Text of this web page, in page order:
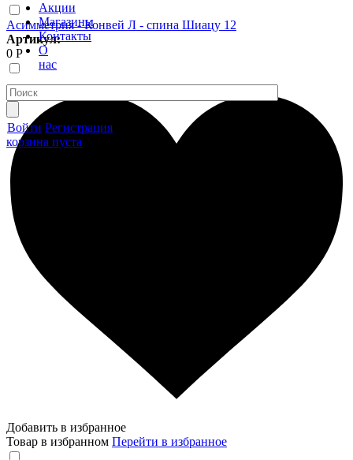
Акции
Магазины
Контакты
О
нас
Войти Регистрация
корзина пуста
Асимметрия - Конвей Л - спина Шиацу 12
Артикул:
0 Р
Добавить в избранное
Товар в избранном Перейти в избранное